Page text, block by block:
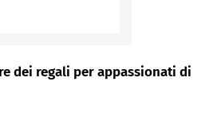
dei regali per appassionati di